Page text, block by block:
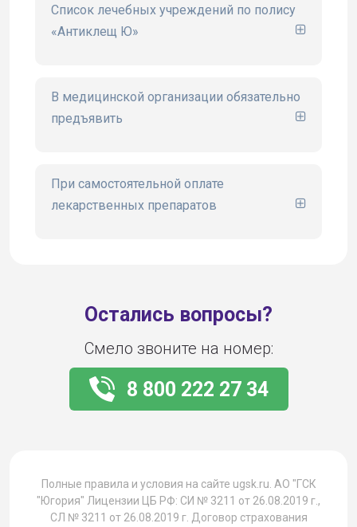
Список лечебных учреждений по полису
«Антиклещ Ю»
В медицинской организации обязательно
предъявить
При самостоятельной оплате
лекарственных препаратов
Остались вопросы?
Смело звоните на номер:
8 800 222 27 34
Полные правила и условия на сайте ugsk.ru. АО "ГСК
"Югория" Лицензии ЦБ РФ: СИ № 3211 от 26.08.2019 г.,
СЛ № 3211 от 26.08.2019 г. Договор страхования